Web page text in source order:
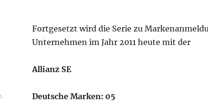
Fortgesetzt wird die Serie zu
Unternehmen im Jahr 2011 heute mit der
Allianz SE
Deutsche Marken: 05
,